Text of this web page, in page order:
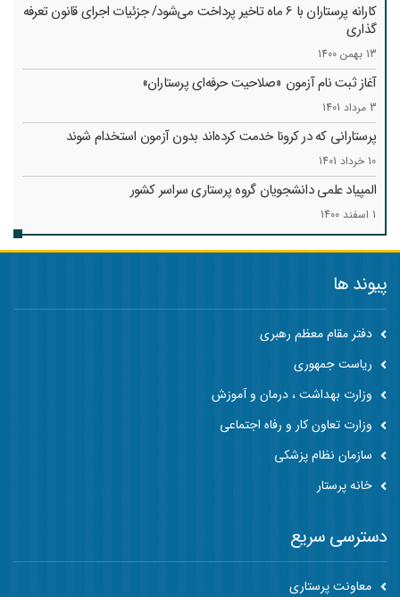
کارانه‌ پرستاران با 6 ماه تاخیر پرداخت می‌شود/ جزئیات اجرای قانون تعرفه
گذاری
13 بهمن 1400
آغاز ثبت نام آزمون «صلاحیت حرفه‌ای پرستاران»
3 مرداد 1401
پرستارانی که در کرونا خدمت کرد‌ه‌اند بدون آزمون استخدام شوند
10 خرداد 1401
المپیاد علمی دانشجویان گروه پرستاری سراسر کشور
1 اسفند 1400
پیوند ها
دفتر مقام معظم رهبری
ریاست جمهوری
وزارت بهداشت ، درمان و آموزش
وزارت تعاون کار و رفاه اجتماعی
سازمان نظام پزشکی
خانه پرستار
دسترسی سریع
معاونت پرستاری